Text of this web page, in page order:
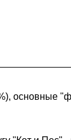
основные